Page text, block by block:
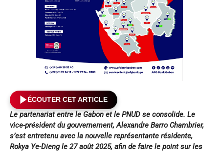
ÉCOUTER CET ARTICLE
Le partenariat entre le Gabon et le PNUD se consolide. Le
vice-président du gouvernement, Alexandre Barro Chambrier,
s’est entretenu avec la nouvelle représentante résidente,
Rokya Ye-Dieng le 27 août 2025, afin de faire le point sur les